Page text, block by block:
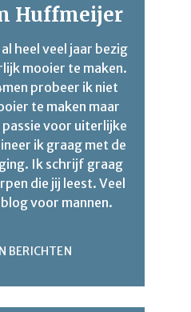
Huffmeijer
heel veel jaar bezig
mooier te maken.
probeer ik niet
te maken maar
passie voor uiterlijke
ik graag met de
Ik schrijf graag
die jij leest. Veel
voor mannen.
BERICHTEN